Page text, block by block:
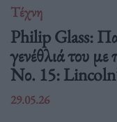
Τέχνη
Philip Glass:
γενέθλιά του
Νο. 15:
29.05.26